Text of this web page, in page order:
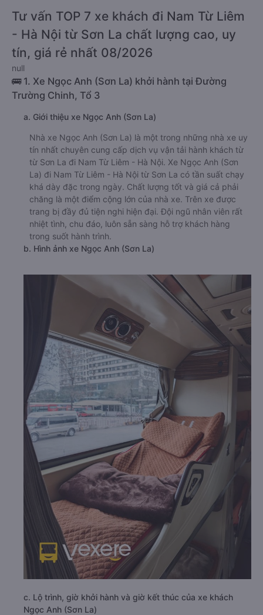
Tư vấn TOP 7 xe khách đi Nam Từ Liêm
- Hà Nội từ Sơn La chất lượng cao, uy
tín, giá rẻ nhất 08/2026
null
🚌 1. Xe Ngọc Anh (Sơn La) khởi hành tại Đường
Trường Chinh, Tổ 3
a. Giới thiệu xe Ngọc Anh (Sơn La)
Nhà xe Ngọc Anh (Sơn La) là một trong những nhà xe uy
tín nhất chuyên cung cấp dịch vụ vận tải hành khách từ
từ Sơn La đi Nam Từ Liêm - Hà Nội. Xe Ngọc Anh (Sơn
La) đi Nam Từ Liêm - Hà Nội từ Sơn La có tần suất chạy
khá dày đặc trong ngày. Chất lượng tốt và giá cả phải
chăng là một điểm cộng lớn của nhà xe. Trên xe được
trang bị đầy đủ tiện nghi hiện đại. Đội ngũ nhân viên rất
nhiệt tình, chu đáo, luôn sẵn sàng hỗ trợ khách hàng
trong suốt hành trình.
b. Hình ảnh xe Ngọc Anh (Sơn La)
c. Lộ trình, giờ khởi hành và giờ kết thúc của xe khách
Ngọc Anh (Sơn La)